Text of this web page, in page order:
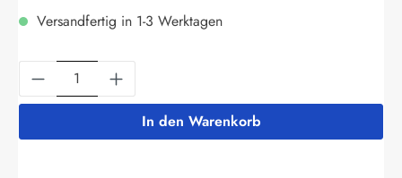
Versandfertig in 1-3 Werktagen
Produkt Anzahl: Gib den gewünschten
In den Warenkorb